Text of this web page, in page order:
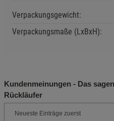
sehr heiß werden. Bitte
CE-Kennzeichnung.
Sicherheitshinweise
Verpackungsgewicht:
Verpackungsmaße (LxBxH):
Kundenmeinungen - Das
Rückläufer